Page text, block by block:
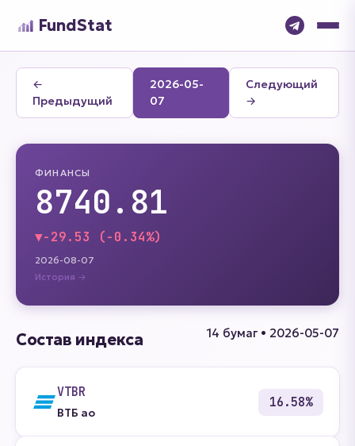
FundStat
←
Предыдущий
2026-05-
07
Следующий
→
ФИНАНСЫ
8740.81
▼-29.53 (-0.34%)
2026-08-07
История →
Состав индекса 14 бумаг • 2026-05-07
VTBR
ВТБ ао
16.58%